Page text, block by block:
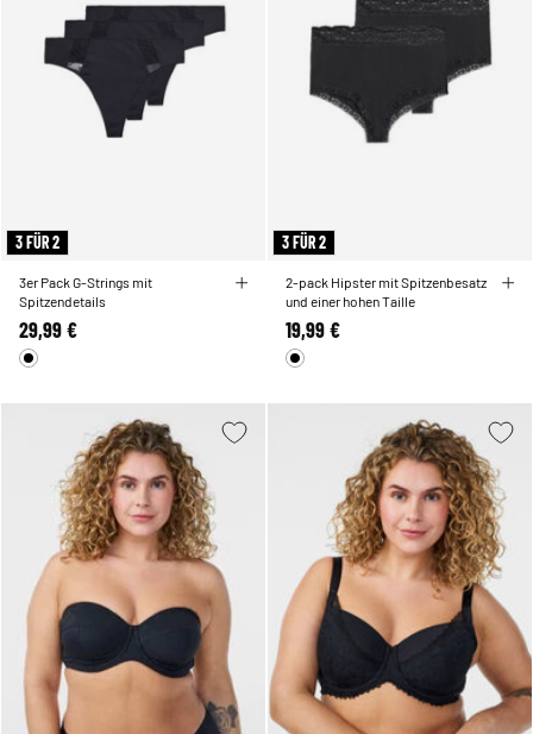
3 FÜR 2
3er Pack G-Strings mit
Spitzendetails
29,99 €
3 FÜR 2
2-pack Hipster mit Spitzenbesatz
und einer hohen Taille
19,99 €